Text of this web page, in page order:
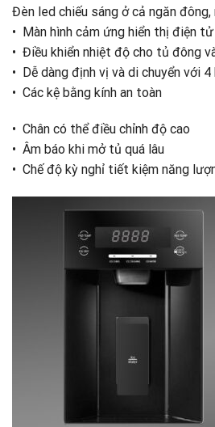
Đèn led chiếu sáng ở cả ngăn đông,
• Màn hình cảm ứng hiển thị điện tử
• Điều khiển nhiệt độ cho tủ đông
• Dễ dàng định vị và di chuyển với
• Các kệ bằng kính an toàn
• Chân có thể điều chỉnh độ cao
• Âm báo khi mở tủ quá lâu
• Chế độ kỳ nghỉ tiết kiệm năng